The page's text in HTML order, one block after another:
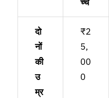
दो
नों
की
उ
म्र
₹2
5,
00
0